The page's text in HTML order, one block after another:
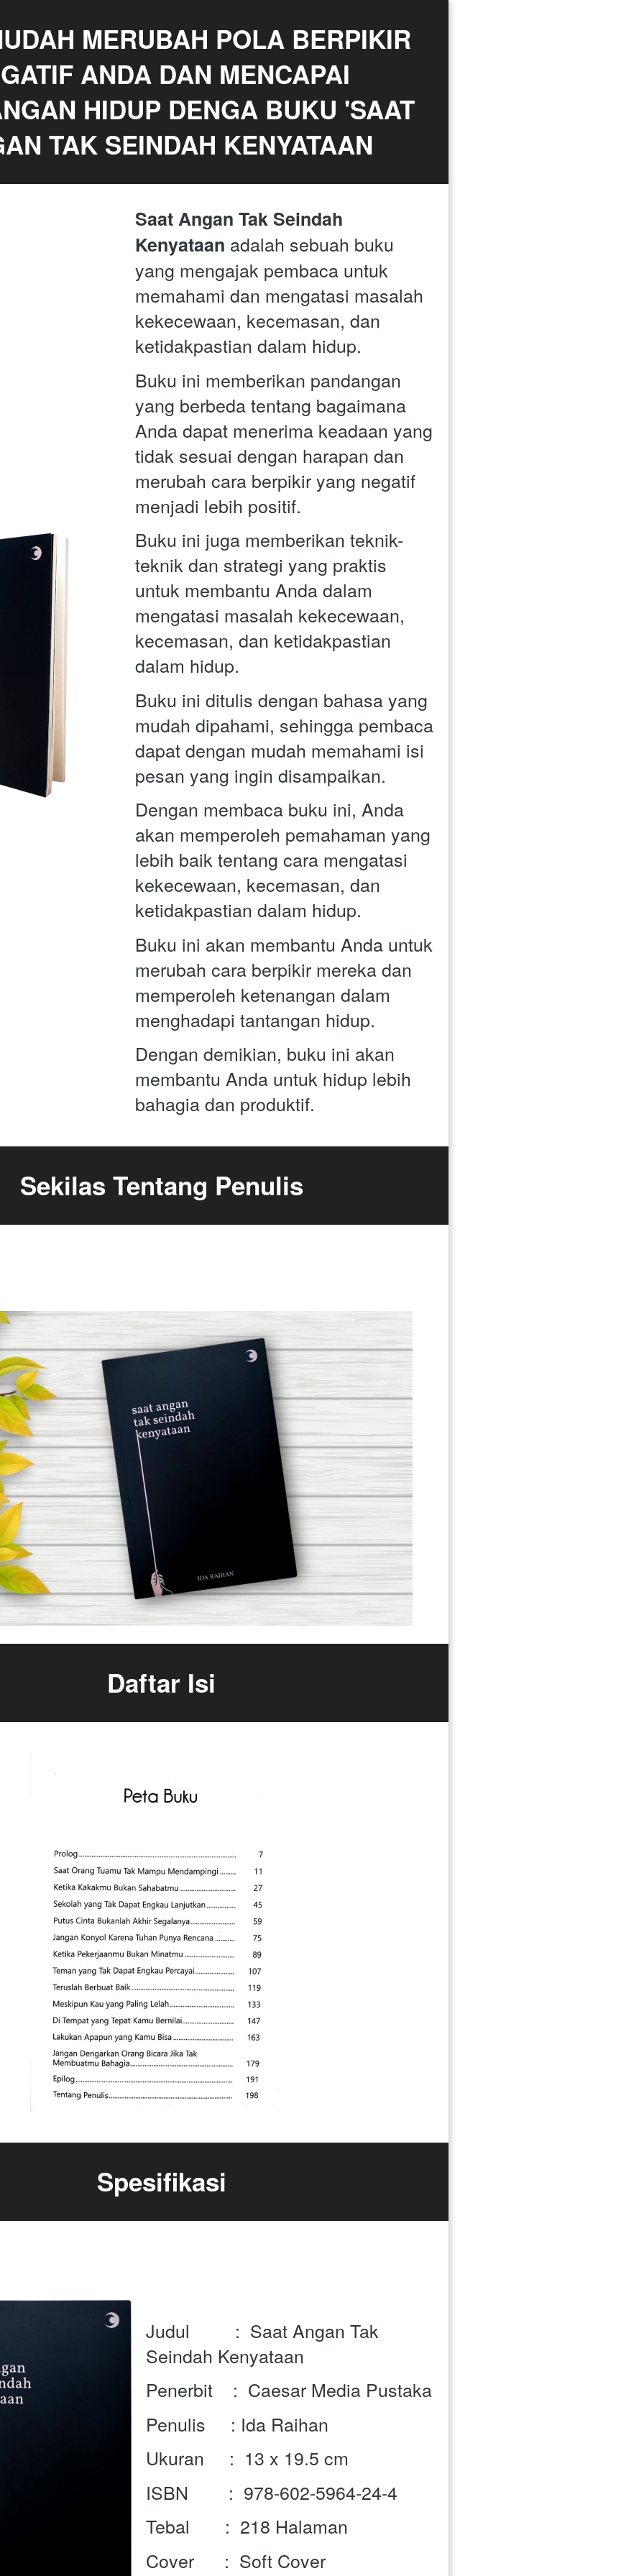
MERUBAH POLA BERPIKIR
ANDA DAN MENCAPAI
HIDUP DENGA BUKU 'SAAT
TAK SEINDAH KENYATAAN
Saat Angan Tak Seindah
Kenyataan adalah sebuah buku
yang mengajak pembaca untuk
memahami dan mengatasi masalah
kekecewaan, kecemasan, dan
ketidakpastian dalam hidup.
Buku ini memberikan pandangan
yang berbeda tentang bagaimana
Anda dapat menerima keadaan yang
tidak sesuai dengan harapan dan
merubah cara berpikir yang negatif
menjadi lebih positif.
Buku ini juga memberikan teknik-
teknik dan strategi yang praktis
untuk membantu Anda dalam
mengatasi masalah kekecewaan,
kecemasan, dan ketidakpastian
dalam hidup.
Buku ini ditulis dengan bahasa yang
mudah dipahami, sehingga pembaca
dapat dengan mudah memahami isi
pesan yang ingin disampaikan.
Dengan membaca buku ini, Anda
akan memperoleh pemahaman yang
lebih baik tentang cara mengatasi
kekecewaan, kecemasan, dan
ketidakpastian dalam hidup.
Buku ini akan membantu Anda untuk
merubah cara berpikir mereka dan
memperoleh ketenangan dalam
menghadapi tantangan hidup.
Dengan demikian, buku ini akan
membantu Anda untuk hidup lebih
bahagia dan produktif.
Sekilas Tentang Penulis
Daftar Isi
Spesifikasi
Judul         :  Saat Angan Tak
Seindah Kenyataan
Penerbit    :  Caesar Media Pustaka
Penulis     : Ida Raihan
Ukuran     :  13 x 19.5 cm
ISBN        :  978-602-5964-24-4
Tebal       :  218 Halaman
Cover      :  Soft Cover